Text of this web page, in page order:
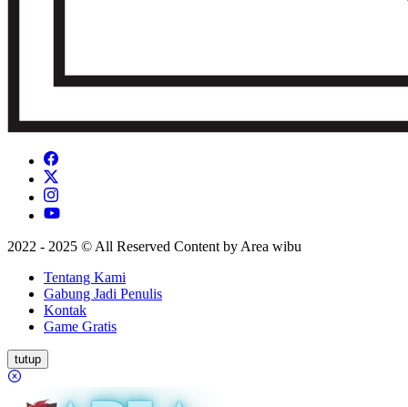
2022 - 2025 ©️ All Reserved Content by Area wibu
Tentang Kami
Gabung Jadi Penulis
Kontak
Game Gratis
tutup